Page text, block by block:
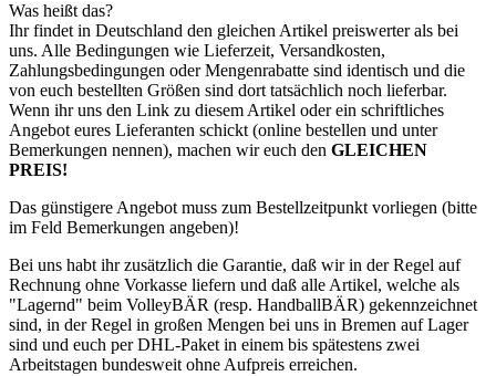
Was heißt das?
Ihr findet in Deutschland den gleichen Artikel preiswerter als bei
uns. Alle Bedingungen wie Lieferzeit, Versandkosten,
Zahlungsbedingungen oder Mengenrabatte sind identisch und die
von euch bestellten Größen sind dort tatsächlich noch lieferbar.
Wenn ihr uns den Link zu diesem Artikel oder ein schriftliches
Angebot eures Lieferanten schickt (online bestellen und unter
Bemerkungen nennen), machen wir euch den GLEICHEN
PREIS!
Das günstigere Angebot muss zum Bestellzeitpunkt vorliegen (bitte
im Feld Bemerkungen angeben)!
Bei uns habt ihr zusätzlich die Garantie, daß wir in der Regel auf
Rechnung ohne Vorkasse liefern und daß alle Artikel, welche als
"Lagernd" beim VolleyBÄR (resp. HandballBÄR) gekennzeichnet
sind, in der Regel in großen Mengen bei uns in Bremen auf Lager
sind und euch per DHL-Paket in einem bis spätestens zwei
Arbeitstagen bundesweit ohne Aufpreis erreichen.